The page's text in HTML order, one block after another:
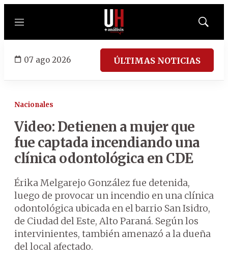
Menú
Mostrar
07 ago 2026 ÚLTIMAS NOTICIAS
Nacionales
Video: Detienen a mujer que
fue captada incendiando una
clínica odontológica en CDE
Érika Melgarejo González fue detenida,
luego de provocar un incendio en una clínica
odontológica ubicada en el barrio San Isidro,
de Ciudad del Este, Alto Paraná. Según los
intervinientes, también amenazó a la dueña
del local afectado.